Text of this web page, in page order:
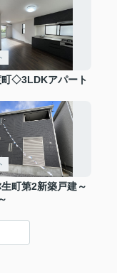
町◇3LDKアパート
町第2新築戸建～